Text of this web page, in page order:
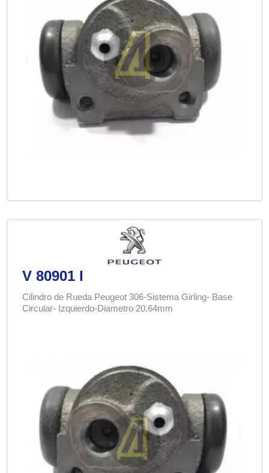
V 80901 I
Cilindro de Rueda Peugeot 306-Sistema Girling- Base
Circular- Izquierdo-Diametro 20,64mm